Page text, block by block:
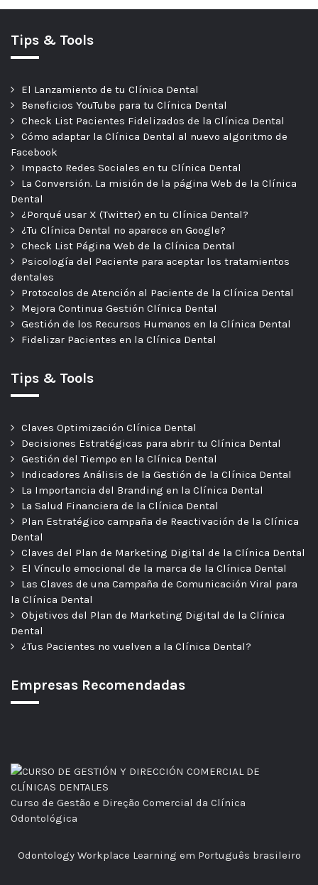
Tips & Tools
El Lanzamiento de tu Clínica Dental
Beneficios YouTube para tu Clínica Dental
Check List Pacientes Fidelizados de la Clínica Dental
Cómo adaptar la Clínica Dental al nuevo algoritmo de
Facebook
Impacto Redes Sociales en tu Clínica Dental
La Conversión. La misión de la página Web de la Clínica
Dental
¿Porqué usar X (Twitter) en tu Clínica Dental?
¿Tu Clínica Dental no aparece en Google?
Check List Página Web de la Clínica Dental
Psicología del Paciente para aceptar los tratamientos
dentales
Protocolos de Atención al Paciente de la Clínica Dental
Mejora Continua Gestión Clínica Dental
Gestión de los Recursos Humanos en la Clínica Dental
Fidelizar Pacientes en la Clínica Dental
Tips & Tools
Claves Optimización Clínica Dental
Decisiones Estratégicas para abrir tu Clínica Dental
Gestión del Tiempo en la Clínica Dental
Indicadores Análisis de la Gestión de la Clínica Dental
La Importancia del Branding en la Clínica Dental
La Salud Financiera de la Clínica Dental
Plan Estratégico campaña de Reactivación de la Clínica
Dental
Claves del Plan de Marketing Digital de la Clínica Dental
El Vínculo emocional de la marca de la Clínica Dental
Las Claves de una Campaña de Comunicación Viral para
la Clínica Dental
Objetivos del Plan de Marketing Digital de la Clínica
Dental
¿Tus Pacientes no vuelven a la Clínica Dental?
Empresas Recomendadas
Curso de Gestão e Direção Comercial da Clínica
Odontológica
Odontology Workplace Learning em Português brasileiro